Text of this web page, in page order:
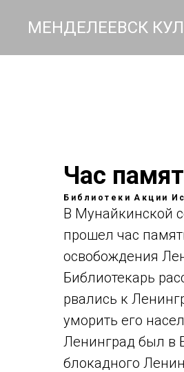
МЕНДЕЛЕЕВСК
Час
Библиотеки Акции
В Мунайкинской
прошел час
освобождения
Библиотекарь
рвались к
уморить его
Ленинград был в
блокадного